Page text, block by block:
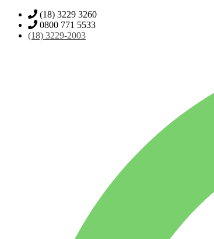
(18) 3229 3260
0800 771 5533
(18) 3229-2003